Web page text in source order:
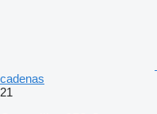
cadenas
21